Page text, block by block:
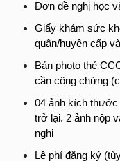
Đơn đề nghị học
Giấy khám sức
quận/huyện cấp
Bản photo thẻ
cần công chứng
04 ảnh kích thước
trở lại. 2 ảnh nộp
nghị
Lệ phí đăng ký